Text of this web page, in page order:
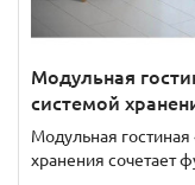
Модульная
системой
Модульная
хранения сочетает